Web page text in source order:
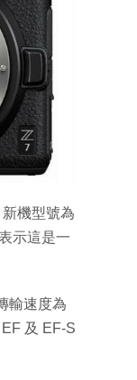
機型號為
示這是一
輸速度為
及 EF-S